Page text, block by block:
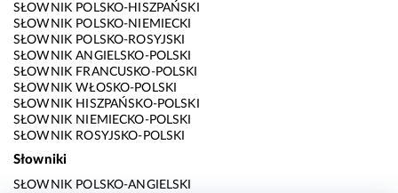
SŁOWNIK POLSKO-HISZPAŃSKI
SŁOWNIK POLSKO-NIEMIECKI
SŁOWNIK POLSKO-ROSYJSKI
SŁOWNIK ANGIELSKO-POLSKI
SŁOWNIK FRANCUSKO-POLSKI
SŁOWNIK WŁOSKO-POLSKI
SŁOWNIK HISZPAŃSKO-POLSKI
SŁOWNIK NIEMIECKO-POLSKI
SŁOWNIK ROSYJSKO-POLSKI
Słowniki
SŁOWNIK POLSKO-ANGIELSKI